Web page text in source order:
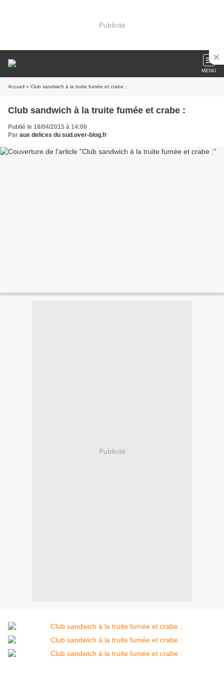
Publicité
MENU
Accueil » Club sandwich à la truite fumée et crabe :
Club sandwich à la truite fumée et crabe :
Publié le 18/04/2015 à 14:00
Par aux delices du sud.over-blog.fr
Publicité